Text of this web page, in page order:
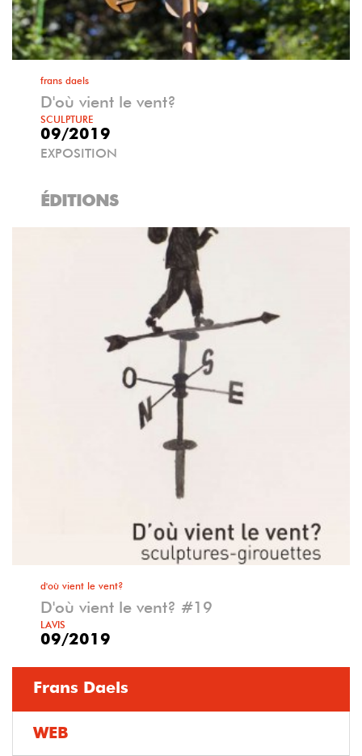
frans daels
D'où vient le vent?
SCULPTURE
09/2019
EXPOSITION
ÉDITIONS
d'où vient le vent?
D'où vient le vent? #19
LAVIS
09/2019
Frans Daels
WEB